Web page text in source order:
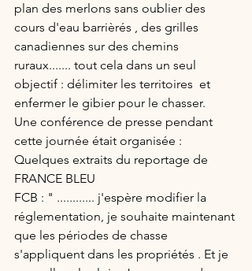
plan des merlons sans oublier des
cours d'eau barrièrés , des grilles
canadiennes sur des chemins
ruraux....... tout cela dans un seul
objectif : délimiter les territoires  et
enfermer le gibier pour le chasser.
Une conférence de presse pendant
cette journée était organisée :
Quelques extraits du reportage de
FRANCE BLEU
FCB : " ............ j'espère modifier la
réglementation, je souhaite maintenant
que les périodes de chasse
s'appliquent dans les propriétés . Et je